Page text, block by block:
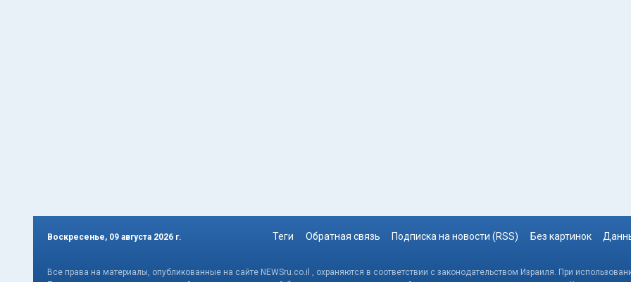
Воскресенье, 09 августа 2026 г. Теги Обратная связь Подписка на новости (RSS) Без картинок
Все права на материалы, опубликованные на сайте NEWSru.co.il , охраняются в соответствии с законодательством Израиля. При